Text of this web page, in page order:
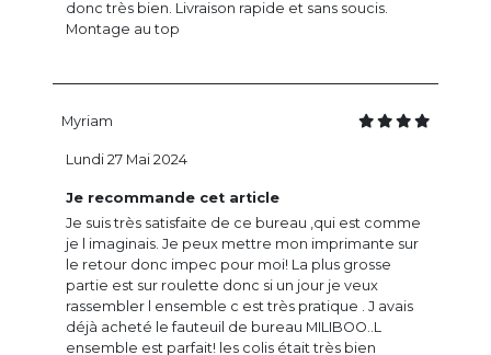
donc très bien. Livraison rapide et sans soucis.
Montage au top
Myriam
Je recommande cet article
Je suis très satisfaite de ce bureau ,qui est comme
je l imaginais. Je peux mettre mon imprimante sur
le retour donc impec pour moi! La plus grosse
partie est sur roulette donc si un jour je veux
rassembler l ensemble c est très pratique . J avais
déjà acheté le fauteuil de bureau MILIBOO..L
ensemble est parfait! les colis était très bien
Lundi 27 Mai 2024